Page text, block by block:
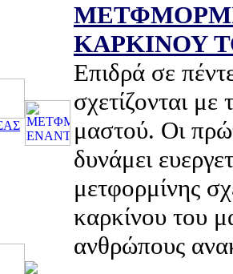
ΚΑΡΚΙΝΟΥ
Επιδρά σε
σχετίζονται
μαστού. Οι
δυνάμει
μετφορμίνης
καρκίνου του
ανθρώπους